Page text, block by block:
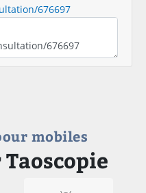
676697
mobiles